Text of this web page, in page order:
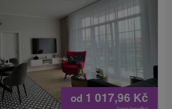
od 1 017,96 Kč